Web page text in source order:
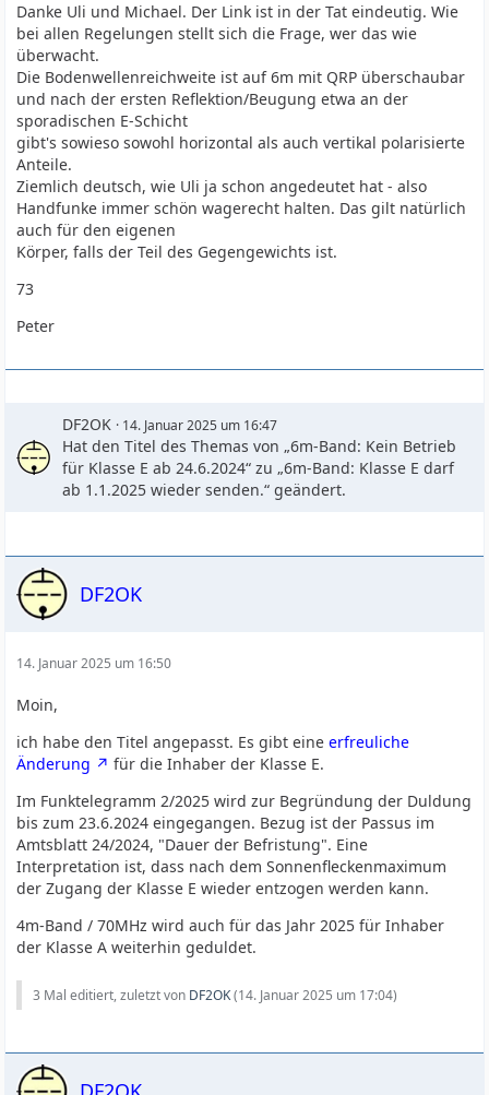
Danke Uli und Michael. Der Link ist in der Tat eindeutig. Wie
bei allen Regelungen stellt sich die Frage, wer das wie
überwacht.
Die Bodenwellenreichweite ist auf 6m mit QRP überschaubar
und nach der ersten Reflektion/Beugung etwa an der
sporadischen E-Schicht
gibt's sowieso sowohl horizontal als auch vertikal polarisierte
Anteile.
Ziemlich deutsch, wie Uli ja schon angedeutet hat - also
Handfunke immer schön wagerecht halten. Das gilt natürlich
auch für den eigenen
Körper, falls der Teil des Gegengewichts ist.
73
Peter
DF2OK 14. Januar 2025 um 16:47
Hat den Titel des Themas von „6m-Band: Kein Betrieb
für Klasse E ab 24.6.2024“ zu „6m-Band: Klasse E darf
ab 1.1.2025 wieder senden.“ geändert.
DF2OK
14. Januar 2025 um 16:50
Moin,
ich habe den Titel angepasst. Es gibt eineerfreuliche
Änderung
für die Inhaber der Klasse E.
Im Funktelegramm 2/2025 wird zur Begründung der Duldung
bis zum 23.6.2024 eingegangen. Bezug ist der Passus im
Amtsblatt 24/2024, "Dauer der Befristung". Eine
Interpretation ist, dass nach dem Sonnenfleckenmaximum
der Zugang der Klasse E wieder entzogen werden kann.
4m-Band / 70MHz wird auch für das Jahr 2025 für Inhaber
der Klasse A weiterhin geduldet.
3 Mal editiert, zuletzt von DF2OK(14. Januar 2025 um 17:04)